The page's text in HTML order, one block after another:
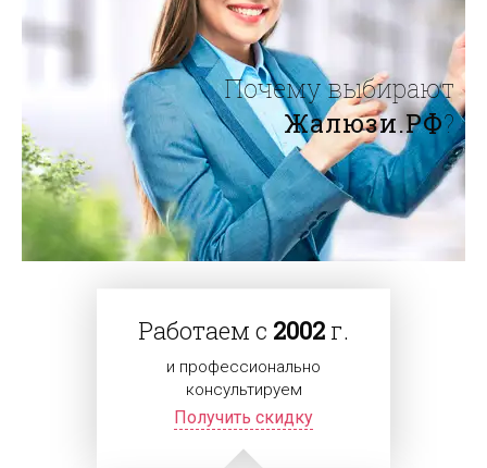
Почему выбирают
Жалюзи.РФ?
Работаем с 2002 г.
и профессионально
консультируем
Получить скидку